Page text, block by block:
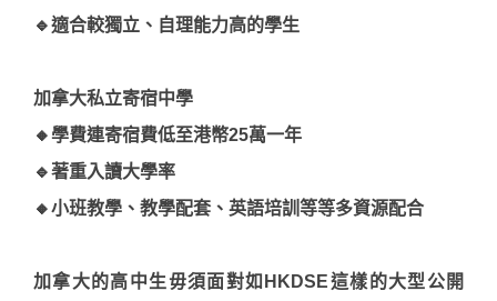
🔹適合較獨立、自理能力高的學生
加拿大私立寄宿中學
🔸學費連寄宿費低至港幣25萬一年
🔹著重入讀大學率
🔸小班教學、教學配套、英語培訓等等多資源配合
加拿大的高中生毋須面對如HKDSE這樣的大型公開